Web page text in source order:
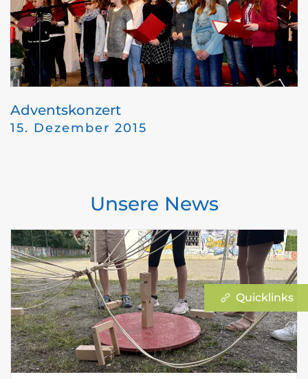
Adventskonzert
15. Dezember 2015
Unsere News
Quicklinks